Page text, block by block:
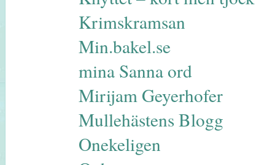
Krimskramsan
Min.bakel.se
mina Sanna ord
Mirijam Geyerhofer
Mullehästens Blogg
Onekeligen